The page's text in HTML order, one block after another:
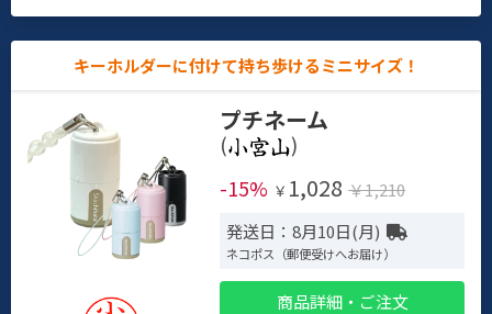
キーホルダーに付けて持ち歩けるミニサイズ！
プチネーム
(
)
-15% ￥ 1,028 ￥1,210
発送日：8月10日(月)
ネコポス（郵便受けへお届け）
商品詳細・ご注文